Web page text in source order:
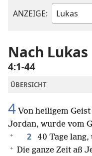
ANZEIGE:
Bibelbuch
Nach Lukas
4:1-44
ÜBERSICHT
4 Von heiligem
Jordan, wurde vom
+ 2 40 Tage
+ Die ganze Zeit aß